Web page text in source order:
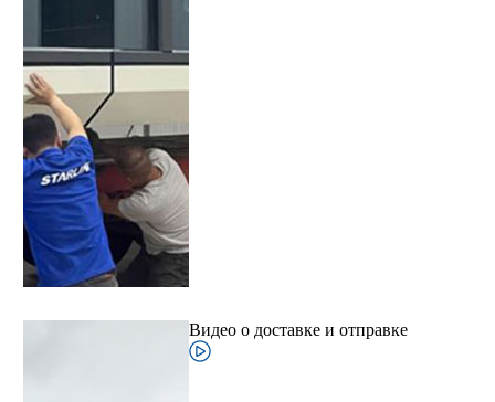
Видео о доставке и отправке